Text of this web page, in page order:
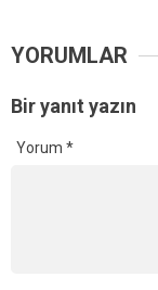
YORUMLAR
Bir yanıt yazın
Yorum *